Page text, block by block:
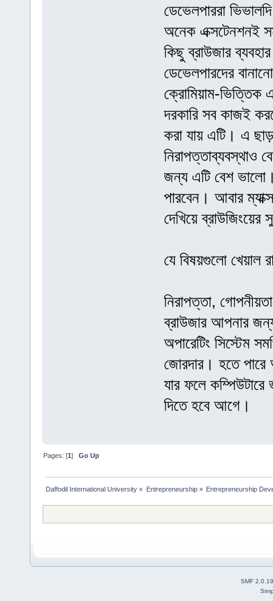
ডেভেলপাররা
অনেক এক্সটেনশনই
কিছু ব্রাউজার
ডেভেলপারদের
ক্রোমিয়াম-ভিত্তিক
দরকারি সব কাজই
করা যায় এটি। এ
নিরাপত্তাব্যবস্থাও
জন্য এটি বেশ
পারবেন। আবার
দেখিয়ে
যে বিষয়গুলো খেয়াল
নিরাপত্তা,
ব্রাউজার আপনার
অপারেটিং সিস্টেম
জোরদার। হতে
যার ফলে
দিতে হবে আগে।
Pages: [1]Go Up
Daffodil International University » Entrepreneurship» Entrepreneurship
SMF 2.0.19